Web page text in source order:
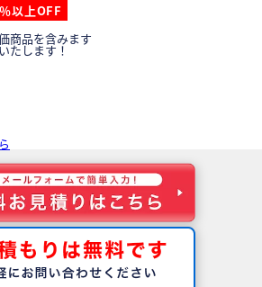
以上OFF
商品を含みます
たします！